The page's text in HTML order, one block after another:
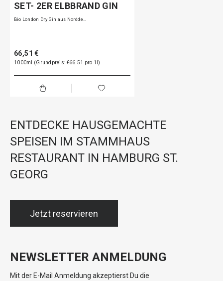
SET- 2ER ELBBRAND GIN
Bio London Dry Gin aus Nordde…
66,51 €
1000ml (Grundpreis: €66.51 pro 1l)
ENTDECKE HAUSGEMACHTE
SPEISEN IM STAMMHAUS
RESTAURANT IN HAMBURG ST.
GEORG
Jetzt reservieren
NEWSLETTER ANMELDUNG
Mit der E-Mail Anmeldung akzeptierst Du die